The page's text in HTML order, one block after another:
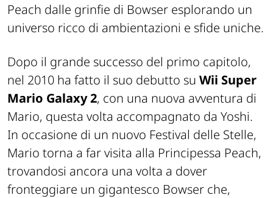
Peach dalle grinfie di Bowser esplorando un
universo ricco di ambientazioni e sfide uniche.
Dopo il grande successo del primo capitolo,
nel 2010 ha fatto il suo debutto su Wii Super
Mario Galaxy 2, con una nuova avventura di
Mario, questa volta accompagnato da Yoshi.
In occasione di un nuovo Festival delle Stelle,
Mario torna a far visita alla Principessa Peach,
trovandosi ancora una volta a dover
fronteggiare un gigantesco Bowser che,